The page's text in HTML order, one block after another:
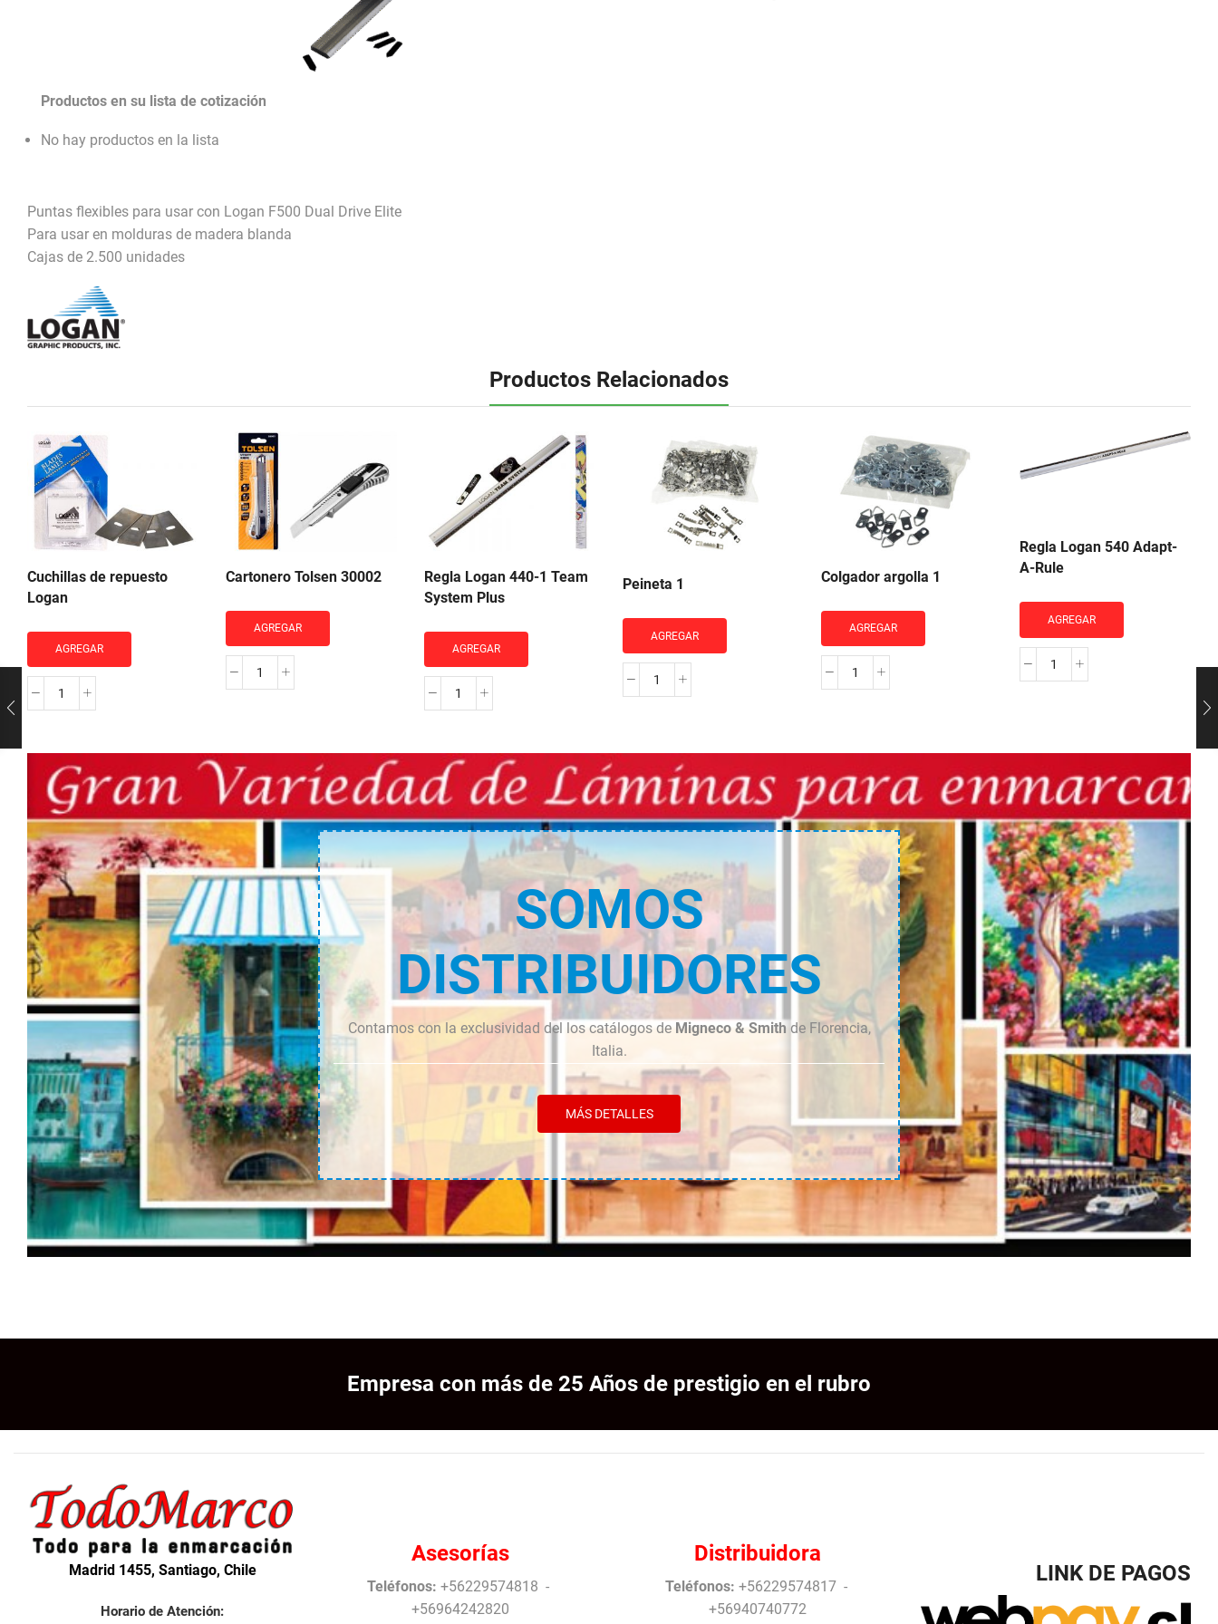
Productos en su lista de cotización
No hay productos en la lista
Puntas flexibles para usar con Logan F500 Dual Drive Elite
Para usar en molduras de madera blanda
Cajas de 2.500 unidades
Productos Relacionados
Cuchillas de repuesto
Logan
AGREGAR
Cuchillas
Logan
cantidad
Cartonero Tolsen 30002
AGREGAR
Cartonero
Regla Logan 440-1 Team
System Plus
AGREGAR
Regla
1
Team
System
Plus
cantidad
Peineta 1
AGREGAR
Peineta
Colgador argolla 1
AGREGAR
Colgador
Regla Logan 540 Adapt-
A-Rule
AGREGAR
Regla
Rule
cantidad
SOMOS
DISTRIBUIDORES
Contamos con la exclusividad del los catálogos de Migneco & Smith de Florencia,
Italia.
MÁS DETALLES
Empresa con más de 25 Años de prestigio en el rubro
Madrid 1455, Santiago, Chile
Horario de Atención:
Asesorías
Teléfonos: +56229574818 -
+56964242820
Distribuidora
Teléfonos: +56229574817 -
+56940740772
LINK DE PAGOS